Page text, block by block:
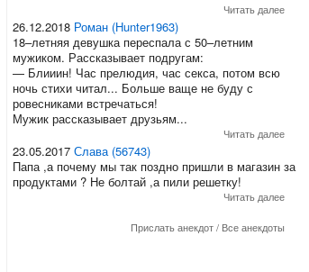
Читать далее
26.12.2018 Роман (Hunter1963)
18–летняя девушка переспала с 50–летним
мужиком. Рассказывает подругам:
— Блииин! Час прелюдия, час секса, потом всю
ночь стихи читал... Больше ваще не буду с
ровесниками встречаться!
Мужик рассказывает друзьям...
Читать далее
23.05.2017 Слава (56743)
Папа ,а почему мы так поздно пришли в магазин за
продуктами ? Не болтай ,а пили решетку!
Читать далее
Прислать анекдот/ Все анекдоты